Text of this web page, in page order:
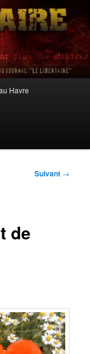
Havre
Suivant →
de